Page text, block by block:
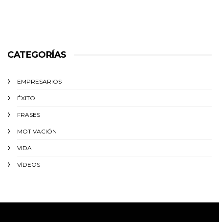
CATEGORÍAS
EMPRESARIOS
ÉXITO‬
FRASES
MOTIVACIÓN
VIDA
VÍDEOS